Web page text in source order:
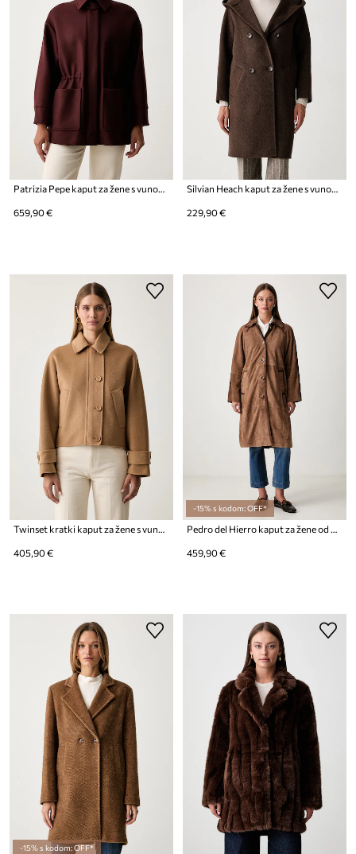
Patrizia Pepe kaput za žene s vunom
659,90 €
Silvian Heach kaput za žene s vunom DUPGRI
229,90 €
405,90 €
-15% s kodom: OFF*
459,90 €
-15% s kodom: OFF*